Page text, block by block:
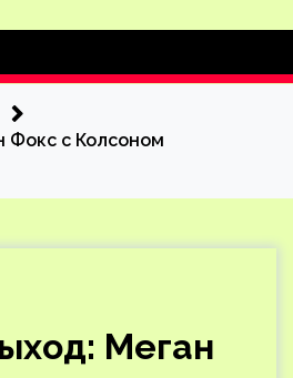
Фокс с Колсоном
Меган